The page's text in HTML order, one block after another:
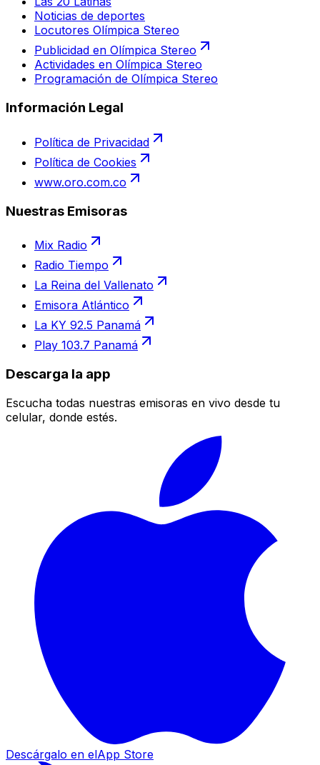
Noticias de deportes
Locutores Olímpica Stereo
Publicidad en Olímpica Stereo
Actividades en Olímpica Stereo
Programación de Olímpica Stereo
Información Legal
Política de Privacidad
Política de Cookies
www.oro.com.co
Nuestras Emisoras
Mix Radio
Radio Tiempo
La Reina del Vallenato
Emisora Atlántico
La KY 92.5 Panamá
Play 103.7 Panamá
Descarga la app
Escucha todas nuestras emisoras en vivo desde tu
celular, donde estés.
Descárgalo en elApp Store